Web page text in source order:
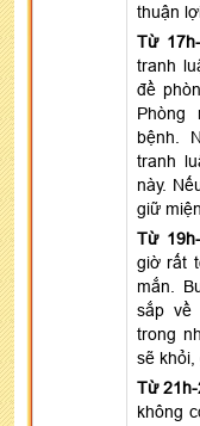
thuận
Từ
tranh
đề
Phòng
bệnh.
tranh
này.
giữ
Từ
giờ rất
mắn.
sắp về
trong
sẽ khỏi,
Từ
không